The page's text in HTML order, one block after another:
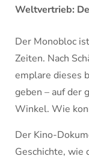
Der Monobloc
Zeiten. Nach
emplare dieses
geben – auf der
Winkel. Wie
Der Kino-
Geschichte, wie
Weltvertrieb: